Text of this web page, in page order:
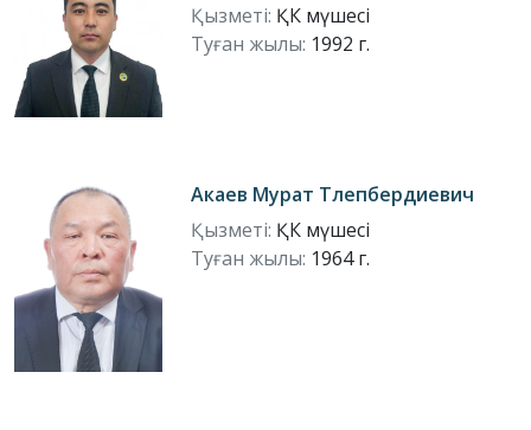
Қызметі: ҚК мүшесі
Туған жылы: 1992 г.
Акаев Мурат Тлепбердиевич
Қызметі: ҚК мүшесі
Туған жылы: 1964 г.